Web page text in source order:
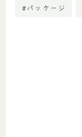
#パッケージ